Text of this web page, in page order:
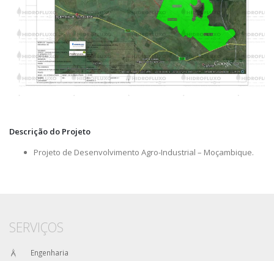
Descrição do Projeto
Projeto de Desenvolvimento Agro-Industrial – Moçambique.
SERVIÇOS
Engenharia